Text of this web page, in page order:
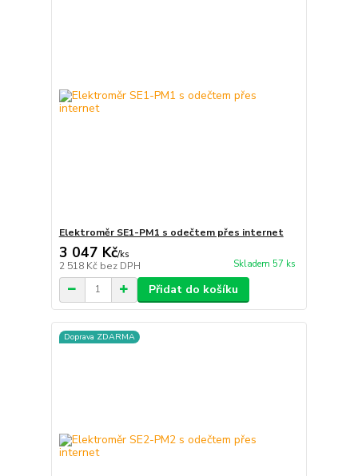
Elektroměr SE1-PM1 s odečtem přes internet
3 047 Kč/ks
2 518 Kč bez DPH Skladem 57 ks
Přidat do košíku
Doprava ZDARMA